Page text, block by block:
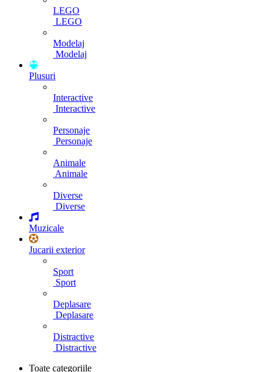
LEGO
LEGO
Modelaj
Modelaj
Plusuri
Interactive
Interactive
Personaje
Personaje
Animale
Animale
Diverse
Diverse
Muzicale
Jucarii exterior
Sport
Sport
Deplasare
Deplasare
Distractive
Distractive
Toate categoriile